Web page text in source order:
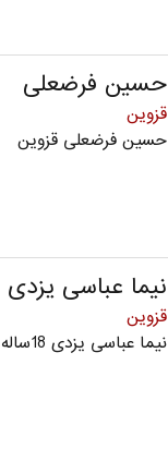
حسین فرضعلی
قزوین
حسین فرضعلی قزوین
نیما عباسی یزدی
قزوین
نیما عباسی یزدی 18ساله قزوین